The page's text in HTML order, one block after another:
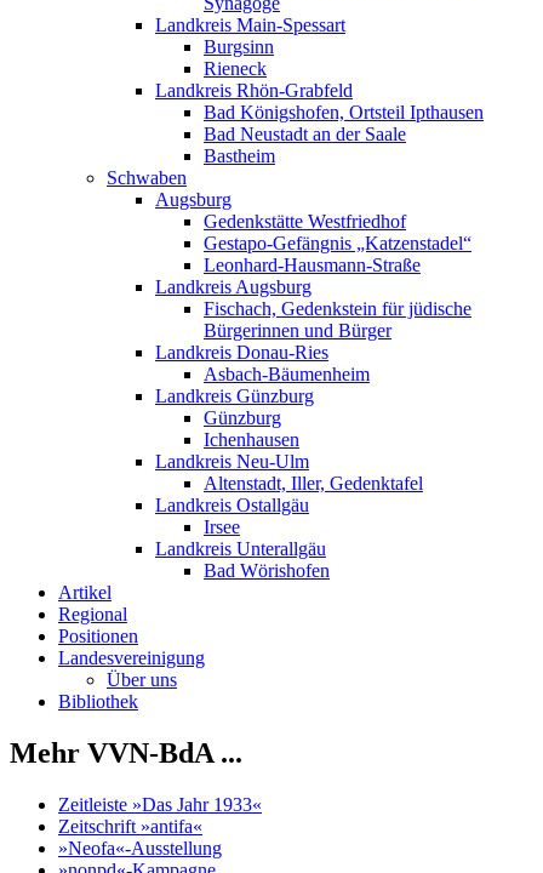
Landkreis Main-Spessart
Burgsinn
Rieneck
Landkreis Rhön-Grabfeld
Bad Königshofen, Ortsteil Ipthausen
Bad Neustadt an der Saale
Bastheim
Schwaben
Augsburg
Gedenkstätte Westfriedhof
Gestapo-Gefängnis „Katzenstadel“
Leonhard-Hausmann-Straße
Landkreis Augsburg
Fischach, Gedenkstein für jüdische
Bürgerinnen und Bürger
Landkreis Donau-Ries
Asbach-Bäumenheim
Landkreis Günzburg
Günzburg
Ichenhausen
Landkreis Neu-Ulm
Altenstadt, Iller, Gedenktafel
Landkreis Ostallgäu
Irsee
Landkreis Unterallgäu
Bad Wörishofen
Artikel
Regional
Positionen
Landesvereinigung
Über uns
Bibliothek
Mehr VVN-BdA ...
Zeitleiste »Das Jahr 1933«
Zeitschrift »antifa«
»Neofa«-Ausstellung